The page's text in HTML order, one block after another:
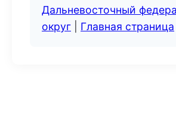
Дальневосточный
округ
Главная страница